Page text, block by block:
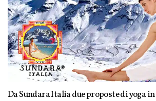
Da Sundara Italia due proposte di yoga